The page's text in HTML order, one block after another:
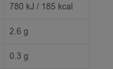
780 kJ / 185 kcal
2.6 g
0.3 g